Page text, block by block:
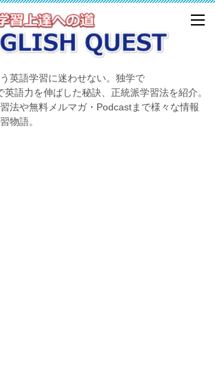
英語学習に迷わせない。独学で
語力を伸ばした秘訣、正統派学習法を紹介。
法や無料メルマガ・Podcastまで様々な情報
物語。